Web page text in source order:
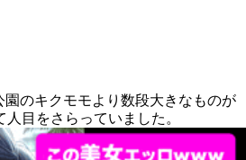
のキクモモより数段大きなものが
目をさらっていました。